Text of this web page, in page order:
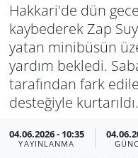
Hakkari'de dün
kaybederek Zap
yatan minibüsün
yardım bekledi.
tarafından fark
desteğiyle kurtarıldı.
04.06.2026 - 10:35
YAYINLANMA